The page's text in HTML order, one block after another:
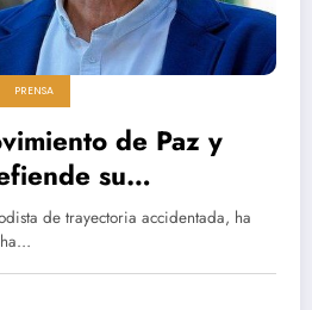
PRENSA
de Paz y
su
de trayectoria accidentada, ha
ha…